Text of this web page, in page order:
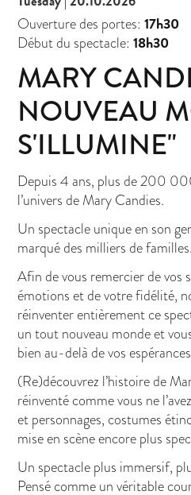
Ouverture des portes: 17h30
Début du spectacle: 18h30
MARY
NOUVEAU
S'ILLUMINE"
Depuis 4 ans, plus de 200
l’univers de Mary Candies.
Un spectacle unique en son
marqué des milliers de familles.
Afin de vous remercier de vos
émotions et de votre fidélité,
réinventer entièrement ce
un tout nouveau monde et
bien au-delà de vos
(Re)découvrez l’histoire de
réinventé comme vous ne
et personnages, costumes
mise en scène encore plus
Un spectacle plus immersif,
Pensé comme un véritable